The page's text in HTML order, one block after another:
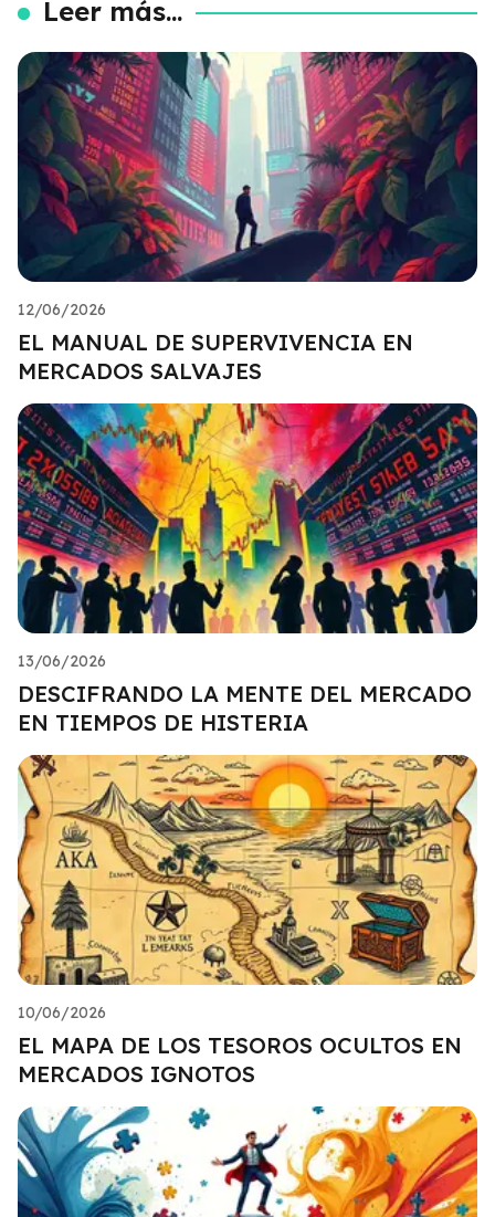
Leer más...
12/06/2026
EL MANUAL DE SUPERVIVENCIA EN
MERCADOS SALVAJES
13/06/2026
DESCIFRANDO LA MENTE DEL MERCADO
EN TIEMPOS DE HISTERIA
10/06/2026
EL MAPA DE LOS TESOROS OCULTOS EN
MERCADOS IGNOTOS